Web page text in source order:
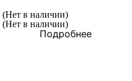
(Нет в наличии)
(Нет в наличии)
Подробнее